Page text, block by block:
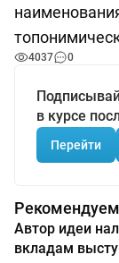
4037 0
в курсе
Перейти
Рекомендуем
Автор идеи
вкладам